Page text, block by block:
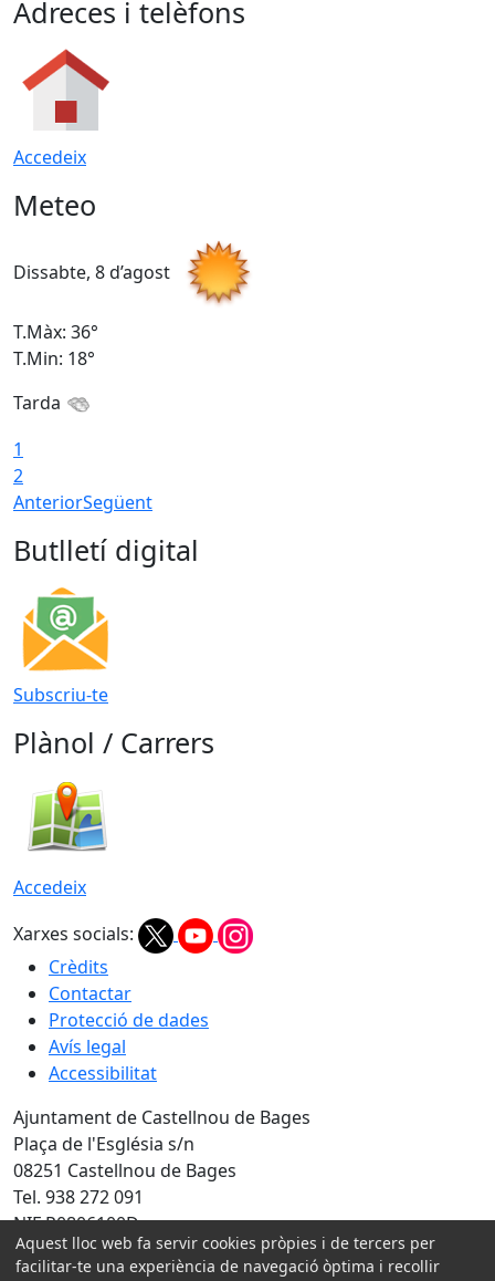
Adreces i telèfons
Accedeix
Meteo
Dissabte, 8 d’agost
T.Màx: 36°
T.Min: 18°
Tarda
1
2
AnteriorSegüent
Butlletí digital
Subscriu-te
Plànol / Carrers
Accedeix
Xarxes socials:
Crèdits
Contactar
Protecció de dades
Avís legal
Accessibilitat
Ajuntament de Castellnou de Bages
Plaça de l'Església s/n
08251 Castellnou de Bages
Tel. 938 272 091
NIF P0806100D
Amb la col·laboració de:
Aquest lloc web fa servir cookies pròpies i de tercers per
facilitar-te una experiència de navegació òptima i recollir